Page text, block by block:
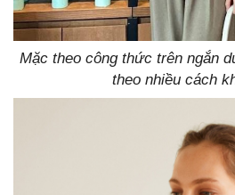
Mặc theo công thức trên ngắn
theo nhiều cách